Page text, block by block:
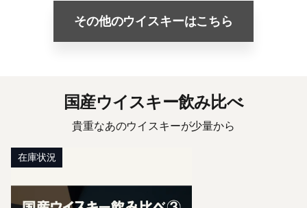
その他のウイスキーはこちら
国産ウイスキー飲み比べ
貴重なあのウイスキーが少量から
在庫状況